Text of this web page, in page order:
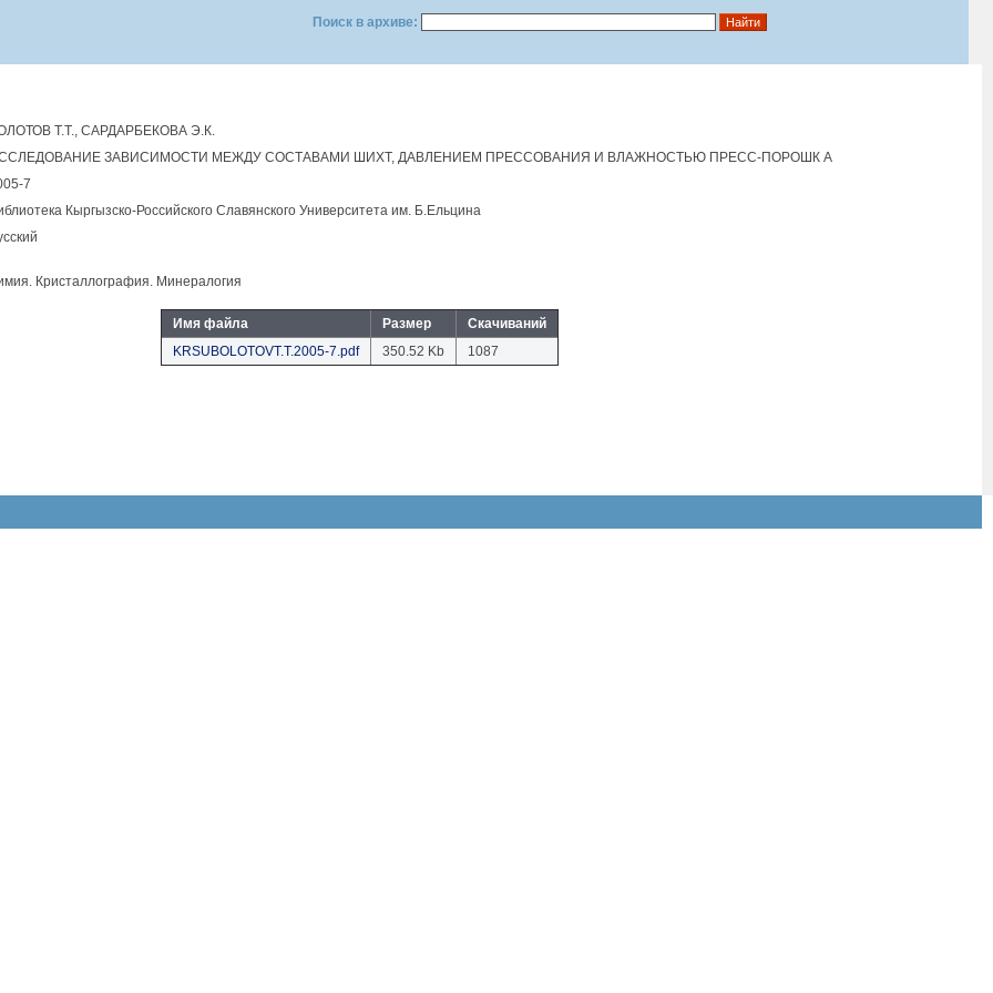
Поиск в архиве:
Т.Т., САРДАРБЕКОВА Э.К.
ЗАВИСИМОСТИ МЕЖДУ СОСТАВАМИ ШИХТ, ДАВЛЕНИЕМ ПРЕССОВАНИЯ И ВЛАЖНОСТЬЮ ПРЕСС-ПОРОШК А
7
Кыргызско-Российского Славянского Университета им. Б.Eльцина
Кристаллография. Минералогия
Имя файла Размер
Скачиваний
KRSUBOLOTOVT.T.2005-7.pdf
350.52 Kb 1087